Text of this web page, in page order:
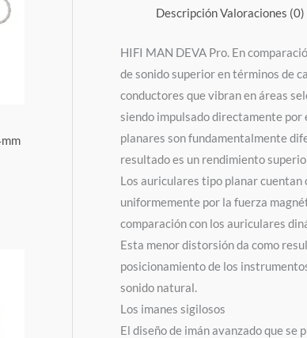
DescripciónValoraciones (0)
HIFI MAN DEVA Pro. En
de sonido superior en términos de
conductores que vibran en áreas
siendo impulsado directamente por
planares son fundamentalmente
resultado es un rendimiento
Los auriculares tipo planar
uniformemente por la fuerza
comparación con los auriculares
Esta menor distorsión da como
posicionamiento de los
sonido natural.
Los imanes sigilosos
El diseño de imán avanzado que